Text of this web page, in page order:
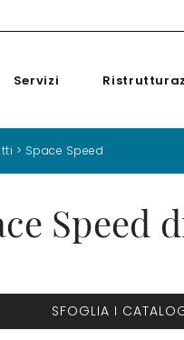
Servizi
> Space Speed
Speed
SFOGLIA I